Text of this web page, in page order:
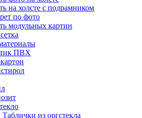
на холсте с подрамником
по фото
модульных картин
ПВХ
Таблички из оргстекла